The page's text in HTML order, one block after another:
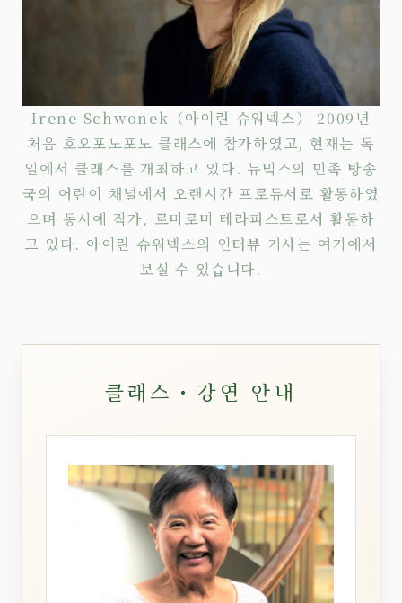
Irene Schwonek（아이린 슈워넥스） 2009년
처음 호오포노포노 클래스에 참가하였고, 현재는 독
일에서 클래스를 개최하고 있다. 뉴믹스의 민족 방송
국의 어린이 채널에서 오랜시간 프로듀서로 활동하였
으며 동시에 작가, 로미로미 테라피스트로서 활동하
고 있다. 아이린 슈워넥스의 인터뷰 기사는 여기에서
보실 수 있습니다.
클래스・강연 안내